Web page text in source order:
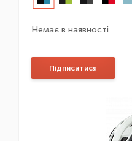
Немає в наявності
Підписатися